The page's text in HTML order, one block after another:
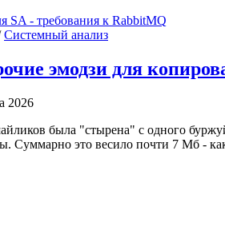
SA - требования к RabbitMQ
Системный анализ
эмодзи для
2026
была "стырена" с одного
Суммарно это весило почти 7 Мб -